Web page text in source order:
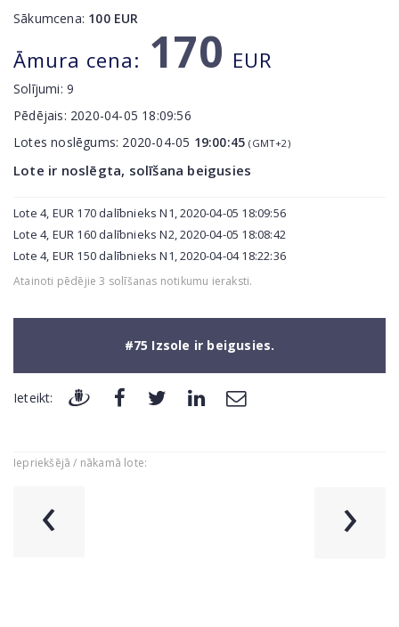
Sākumcena: 100EUR
Āmura cena: 170 EUR
Solījumi:9
Pēdējais: 2020-04-05 18:09:56
Lotes noslēgums: 2020-04-05 19:00:45 (GMT+2)
Lote ir noslēgta, solīšana beigusies
Lote 4, EUR 170 dalībnieks N1, 2020-04-05 18:09:56
Lote 4, EUR 160 dalībnieks N2, 2020-04-05 18:08:42
Lote 4, EUR 150 dalībnieks N1, 2020-04-04 18:22:36
Atainoti pēdējie 3 solīšanas notikumu ieraksti.
#75 Izsole ir beigusies.
Ieteikt:
Iepriekšējā / nākamā lote:
‹ ›